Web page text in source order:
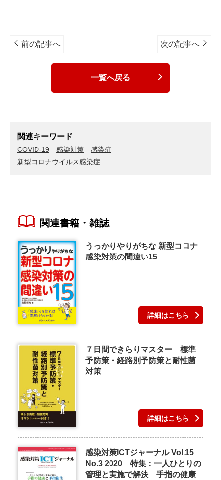
navigation
前の記事へ 次の記事へ
一覧へ戻る
関連キーワード
COVID-19 感染対策
感染症
新型コロナウイルス感染症
関連書籍・雑誌
うっかりやりがちな 新型コロナ
感染対策の間違い15
詳細はこちら
７日間できらりマスター 標準
予防策・経路別予防策と耐性菌
対策
詳細はこちら
感染対策ICTジャーナル Vol.15
No.3 2020 特集：一人ひとりの
管理と実施で解決 手指の健康